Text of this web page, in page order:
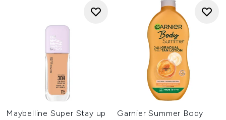
Maybelline Super Stay up
Garnier Summer Body